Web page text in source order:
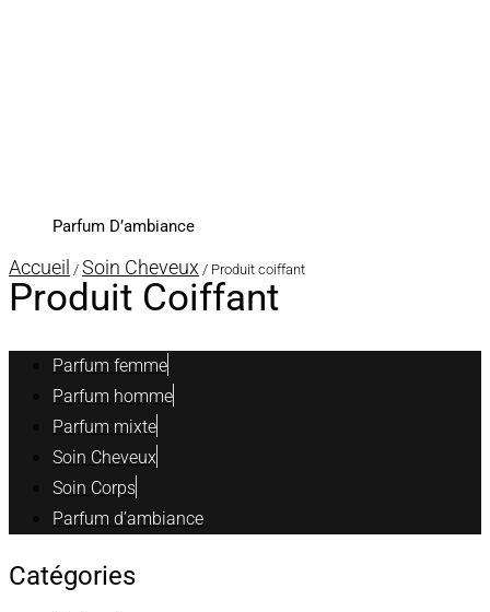
Parfum D’ambiance
Accueil / Soin Cheveux / Produit coiffant
Produit Coiffant
Parfum femme
Parfum homme
Parfum mixte
Soin Cheveux
Soin Corps
Parfum d’ambiance
Catégories